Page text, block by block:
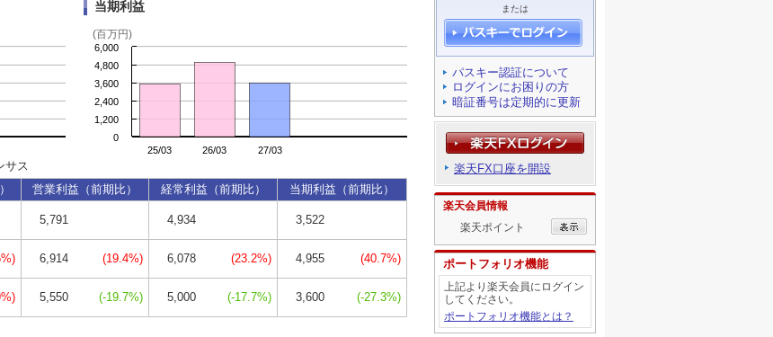
または
パスキー認証について
ログインにお困りの方
暗証番号は定期的に更新
楽天FX口座を開設
楽天会員情報
楽天ポイント
ポートフォリオ機能
上記より楽天会員にログイン
してください。
ポートフォリオ機能とは？